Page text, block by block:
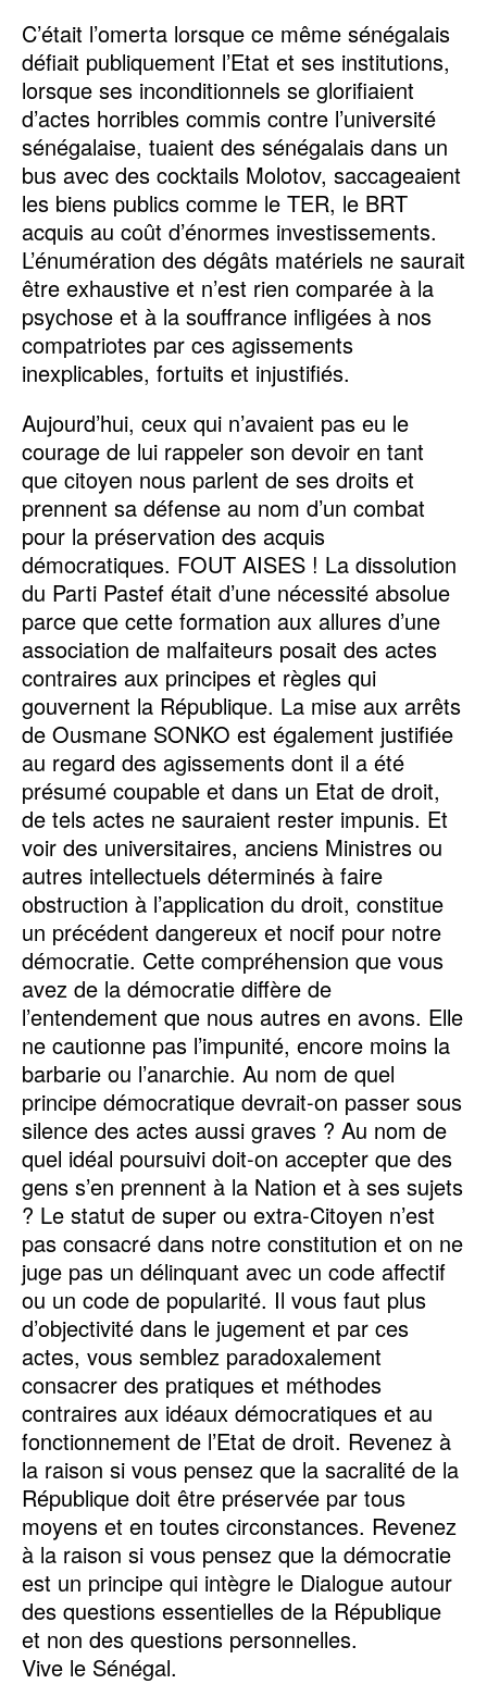
C’était l’omerta lorsque ce même sénégalais
défiait publiquement l’Etat et ses institutions,
lorsque ses inconditionnels se glorifiaient
d’actes horribles commis contre l’université
sénégalaise, tuaient des sénégalais dans un
bus avec des cocktails Molotov, saccageaient
les biens publics comme le TER, le BRT
acquis au coût d’énormes investissements.
L’énumération des dégâts matériels ne saurait
être exhaustive et n’est rien comparée à la
psychose et à la souffrance infligées à nos
compatriotes par ces agissements
inexplicables, fortuits et injustifiés.
Aujourd’hui, ceux qui n’avaient pas eu le
courage de lui rappeler son devoir en tant
que citoyen nous parlent de ses droits et
prennent sa défense au nom d’un combat
pour la préservation des acquis
démocratiques. FOUT AISES ! La dissolution
du Parti Pastef était d’une nécessité absolue
parce que cette formation aux allures d’une
association de malfaiteurs posait des actes
contraires aux principes et règles qui
gouvernent la République. La mise aux arrêts
de Ousmane SONKO est également justifiée
au regard des agissements dont il a été
présumé coupable et dans un Etat de droit,
de tels actes ne sauraient rester impunis. Et
voir des universitaires, anciens Ministres ou
autres intellectuels déterminés à faire
obstruction à l’application du droit, constitue
un précédent dangereux et nocif pour notre
démocratie. Cette compréhension que vous
avez de la démocratie diffère de
l’entendement que nous autres en avons. Elle
ne cautionne pas l’impunité, encore moins la
barbarie ou l’anarchie. Au nom de quel
principe démocratique devrait-on passer sous
silence des actes aussi graves ? Au nom de
quel idéal poursuivi doit-on accepter que des
gens s’en prennent à la Nation et à ses sujets
? Le statut de super ou extra-Citoyen n’est
pas consacré dans notre constitution et on ne
juge pas un délinquant avec un code affectif
ou un code de popularité. Il vous faut plus
d’objectivité dans le jugement et par ces
actes, vous semblez paradoxalement
consacrer des pratiques et méthodes
contraires aux idéaux démocratiques et au
fonctionnement de l’Etat de droit. Revenez à
la raison si vous pensez que la sacralité de la
République doit être préservée par tous
moyens et en toutes circonstances. Revenez
à la raison si vous pensez que la démocratie
est un principe qui intègre le Dialogue autour
des questions essentielles de la République
et non des questions personnelles.
Vive le Sénégal.